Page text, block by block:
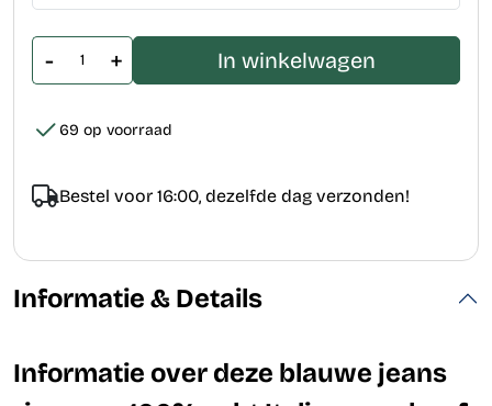
- + In winkelwagen
69 op voorraad
Bestel voor 16:00, dezelfde dag verzonden!
Informatie & Details
Informatie over deze blauwe jeans